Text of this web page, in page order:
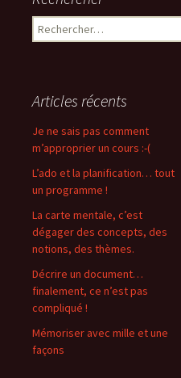
Rechercher :
Articles récents
Je ne sais pas comment
m’approprier un cours :-(
L’ado et la planification… tout
un programme !
La carte mentale, c’est
dégager des concepts, des
notions, des thèmes.
Décrire un document…
finalement, ce n’est pas
compliqué !
Mémoriser avec mille et une
façons